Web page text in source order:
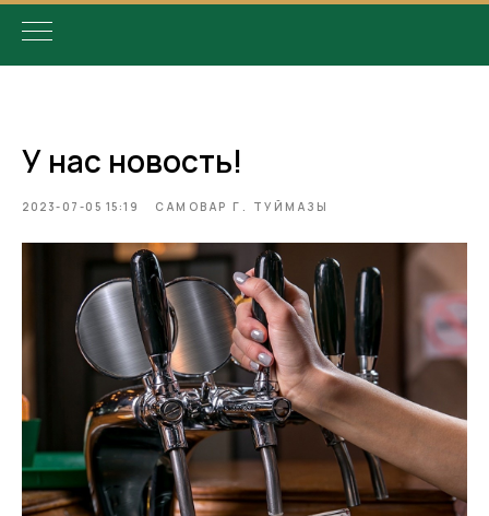
У нас новость!
2023-07-05 15:19 САМОВАР Г. ТУЙМАЗЫ